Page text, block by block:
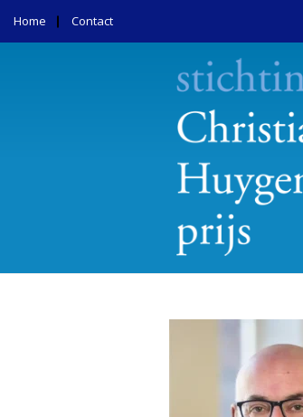
Home Contact